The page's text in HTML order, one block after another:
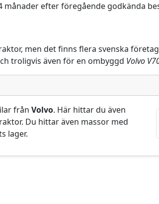
efter föregående godkända
men det finns flera svenska
troligvis även för en ombyggd Volvo
från Volvo. Här hittar du även
Du hittar även massor med
lager.